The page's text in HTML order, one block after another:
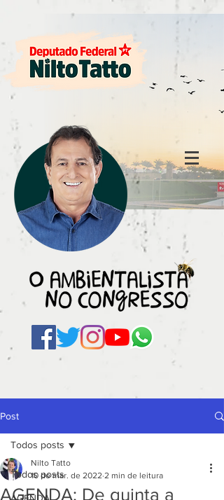
Post
Todos posts
Todos posts
AGENDA: De quinta a
Nilto Tatto
10 de mar. de 2022 2 min de leitura